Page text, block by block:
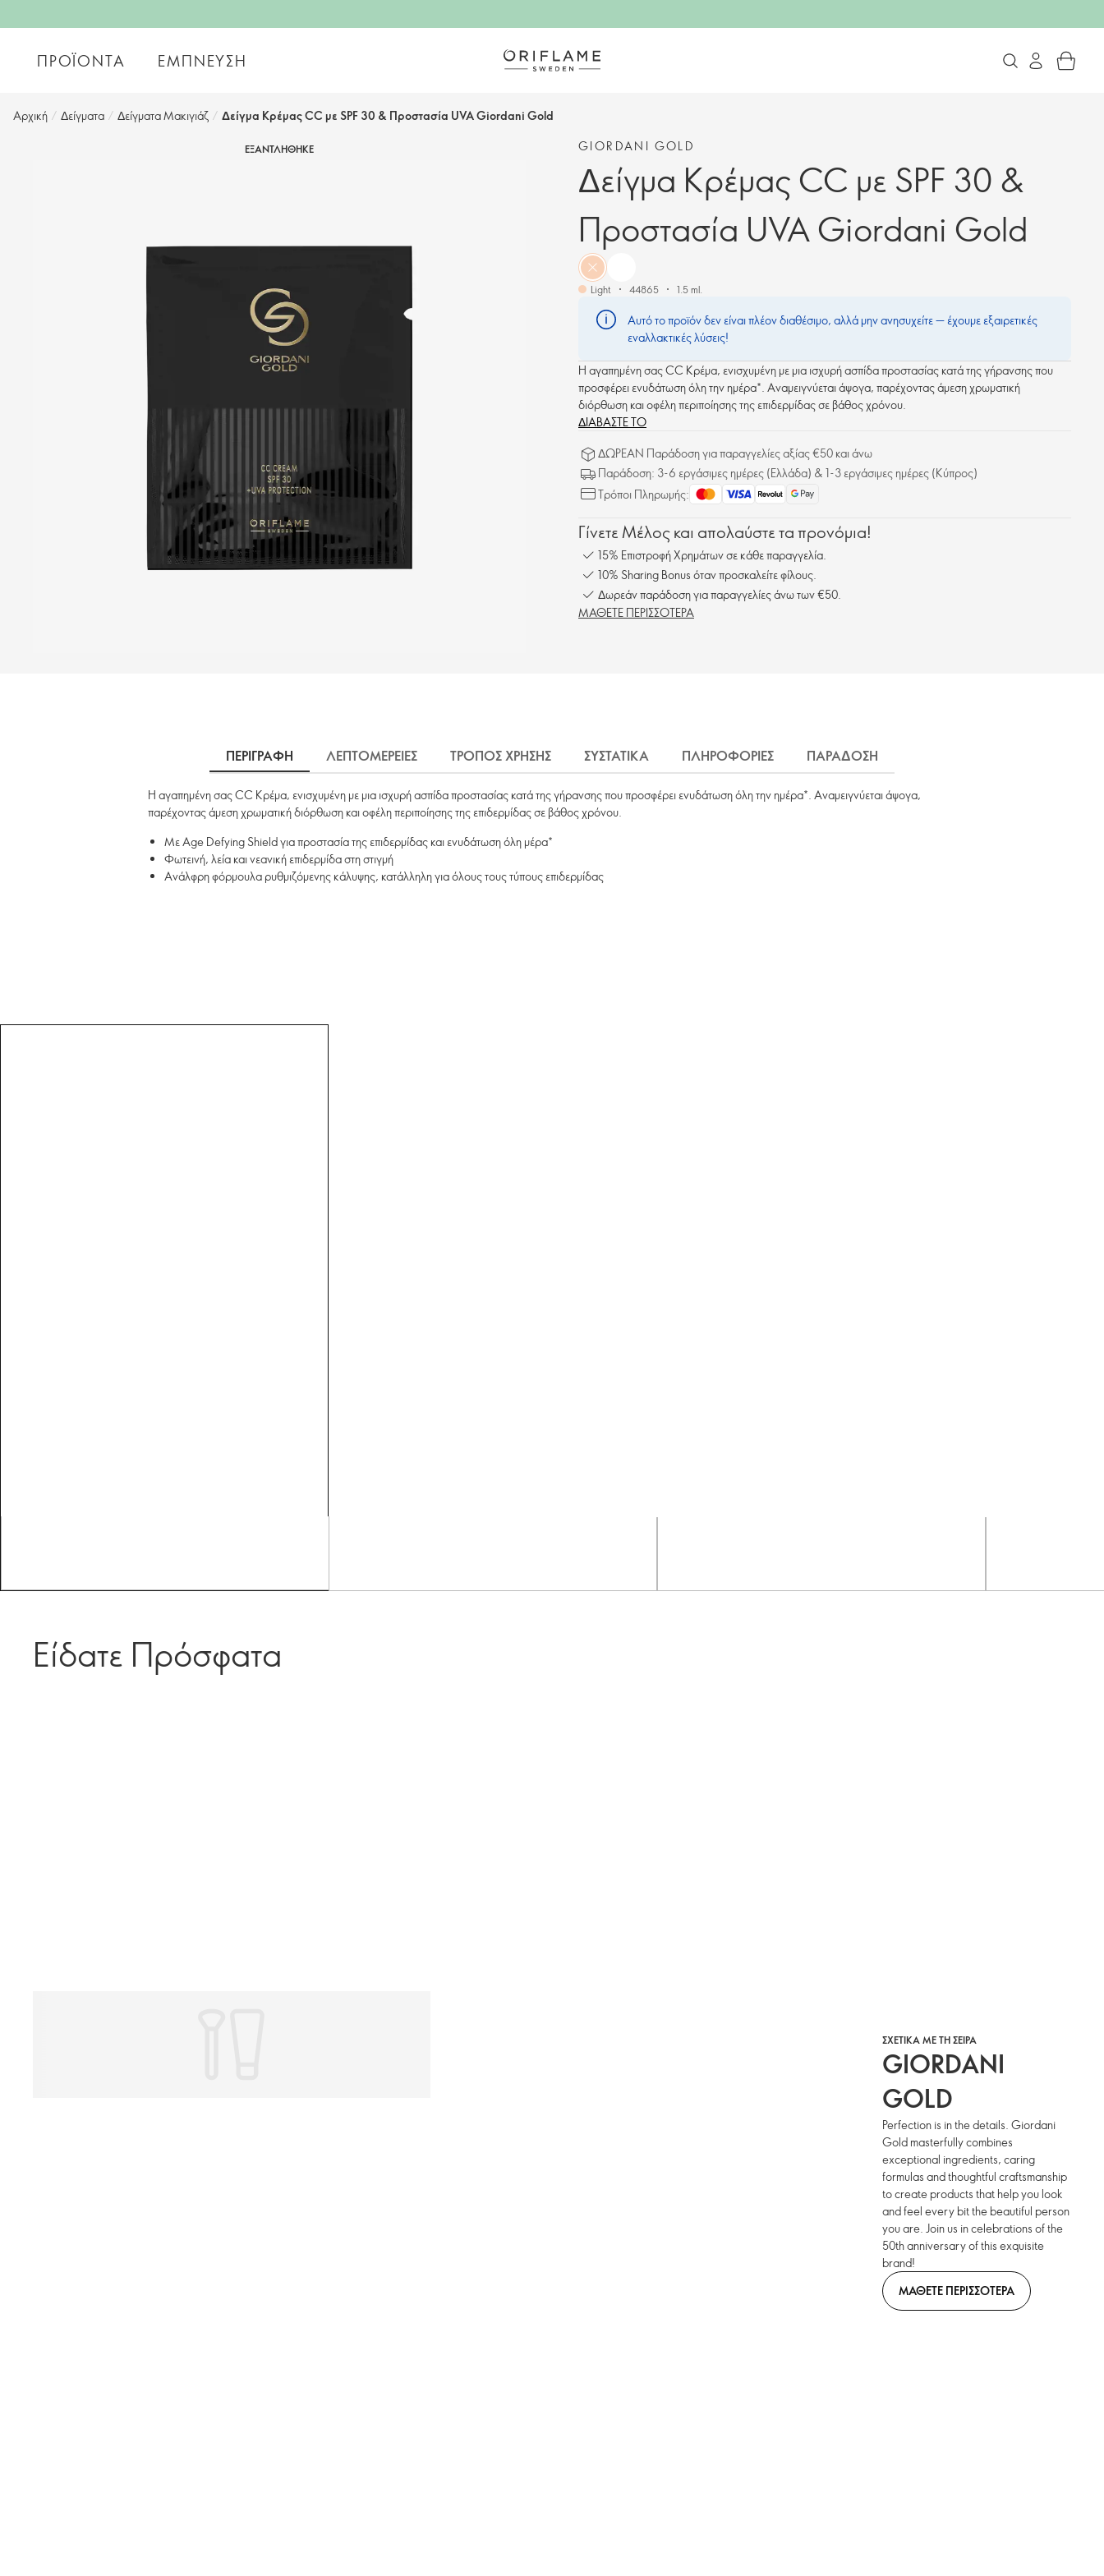
ΠΡΟΪΌΝΤΑ ΈΜΠΝΕΥΣΗ
Αρχική / Δείγματα / Δείγματα Μακιγιάζ / Δείγμα Κρέμας CC με SPF 30 & Προστασία UVA Giordani Gold
ΕΞΑΝΤΛΗΘΗΚΕ GIORDANI GOLD
Δείγμα Κρέμας CC με SPF 30 &
Προστασία UVA Giordani Gold
Light 44865 1.5 ml.
Αυτό το προϊόν δεν είναι πλέον διαθέσιμο, αλλά μην ανησυχείτε — έχουμε εξαιρετικές
εναλλακτικές λύσεις!
Η αγαπημένη σας CC Κρέμα, ενισχυμένη με μια ισχυρή ασπίδα προστασίας κατά της γήρανσης που
προσφέρει ενυδάτωση όλη την ημέρα*. Αναμειγνύεται άψογα, παρέχοντας άμεση χρωματική
διόρθωση και οφέλη περιποίησης της επιδερμίδας σε βάθος χρόνου.
ΔΙΑΒΑΣΤΕ ΤΟ
ΔΩΡΕΑΝ Παράδοση για παραγγελίες αξίας €50 και άνω
Παράδοση: 3-6 εργάσιμες ημέρες (Ελλάδα) & 1-3 εργάσιμες ημέρες (Κύπρος)
Τρόποι Πληρωμής:
Γίνετε Μέλος και απολαύστε τα προνόμια!
15% Επιστροφή Χρημάτων σε κάθε παραγγελία.
10% Sharing Bonus όταν προσκαλείτε φίλους.
Δωρεάν παράδοση για παραγγελίες άνω των €50.
ΜΑΘΕΤΕ ΠΕΡΙΣΣΟΤΕΡΑ
ΠΕΡΙΓΡΑΦΗ ΛΕΠΤΟΜΕΡΕΙΕΣ ΤΡΟΠΟΣ ΧΡΗΣΗΣ ΣΥΣΤΑΤΙΚΑ ΠΛΗΡΟΦΟΡΙΕΣ ΠΑΡΑΔΟΣΗ
Η αγαπημένη σας CC Κρέμα, ενισχυμένη με μια ισχυρή ασπίδα προστασίας κατά της γήρανσης που προσφέρει ενυδάτωση όλη την ημέρα*. Αναμειγνύεται άψογα,
παρέχοντας άμεση χρωματική διόρθωση και οφέλη περιποίησης της επιδερμίδας σε βάθος χρόνου.
Με Age Defying Shield για προστασία της επιδερμίδας και ενυδάτωση όλη μέρα*
Φωτεινή, λεία και νεανική επιδερμίδα στη στιγμή
Ανάλφρη φόρμουλα ρυθμιζόμενης κάλυψης, κατάλληλη για όλους τους τύπους επιδερμίδας
Είδατε Πρόσφατα
ΣΧΕΤΙΚΑ ΜΕ ΤΗ ΣΕΙΡΑ
GIORDANI
GOLD
Perfection is in the details. Giordani
Gold masterfully combines
exceptional ingredients, caring
formulas and thoughtful craftsmanship
to create products that help you look
and feel every bit the beautiful person
you are. Join us in celebrations of the
50th anniversary of this exquisite
brand!
ΜΑΘΕΤΕ ΠΕΡΙΣΣΟΤΕΡΑ